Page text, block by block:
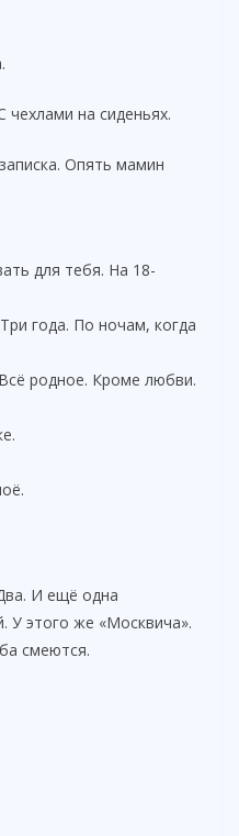
чехлами на сиденьях.
Опять мамин
для тебя. На 18-
года. По ночам, когда
родное. Кроме любви.
И ещё одна
этого же «Москвича».
смеются.